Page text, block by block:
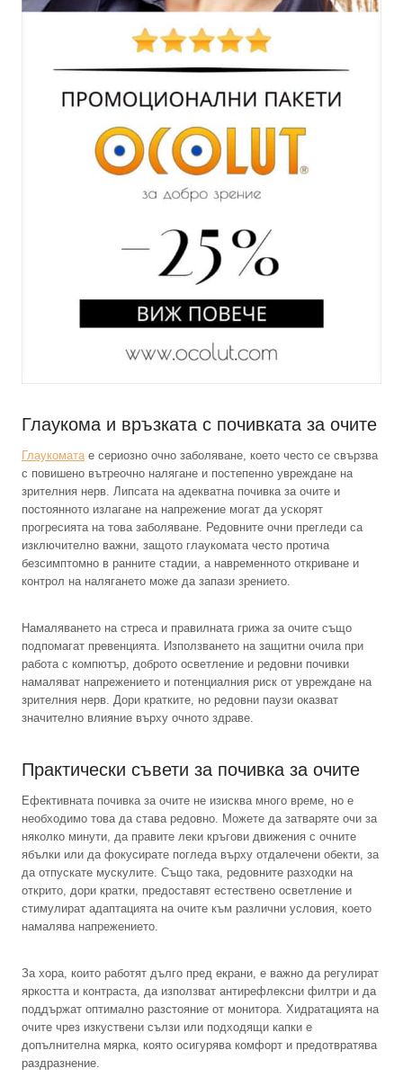
Глаукома и връзката с почивката за очите
Глаукомата е сериозно очно заболяване, което често се свързва
с повишено вътреочно налягане и постепенно увреждане на
зрителния нерв. Липсата на адекватна почивка за очите и
постоянното излагане на напрежение могат да ускорят
прогресията на това заболяване. Редовните очни прегледи са
изключително важни, защото глаукомата често протича
безсимптомно в ранните стадии, а навременното откриване и
контрол на налягането може да запази зрението.
Намаляването на стреса и правилната грижа за очите също
подпомагат превенцията. Използването на защитни очила при
работа с компютър, доброто осветление и редовни почивки
намаляват напрежението и потенциалния риск от увреждане на
зрителния нерв. Дори кратките, но редовни паузи оказват
значително влияние върху очното здраве.
Практически съвети за почивка за очите
Ефективната почивка за очите не изисква много време, но е
необходимо това да става редовно. Можете да затваряте очи за
няколко минути, да правите леки кръгови движения с очните
ябълки или да фокусирате погледа върху отдалечени обекти, за
да отпускате мускулите. Също така, редовните разходки на
открито, дори кратки, предоставят естествено осветление и
стимулират адаптацията на очите към различни условия, което
намалява напрежението.
За хора, които работят дълго пред екрани, е важно да регулират
яркостта и контраста, да използват антирефлексни филтри и да
поддържат оптимално разстояние от монитора. Хидратацията на
очите чрез изкуствени сълзи или подходящи капки е
допълнителна мярка, която осигурява комфорт и предотвратява
раздразнение.